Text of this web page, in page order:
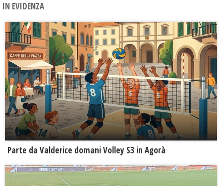
IN EVIDENZA
Parte da Valderice domani Volley S3 in Agorà